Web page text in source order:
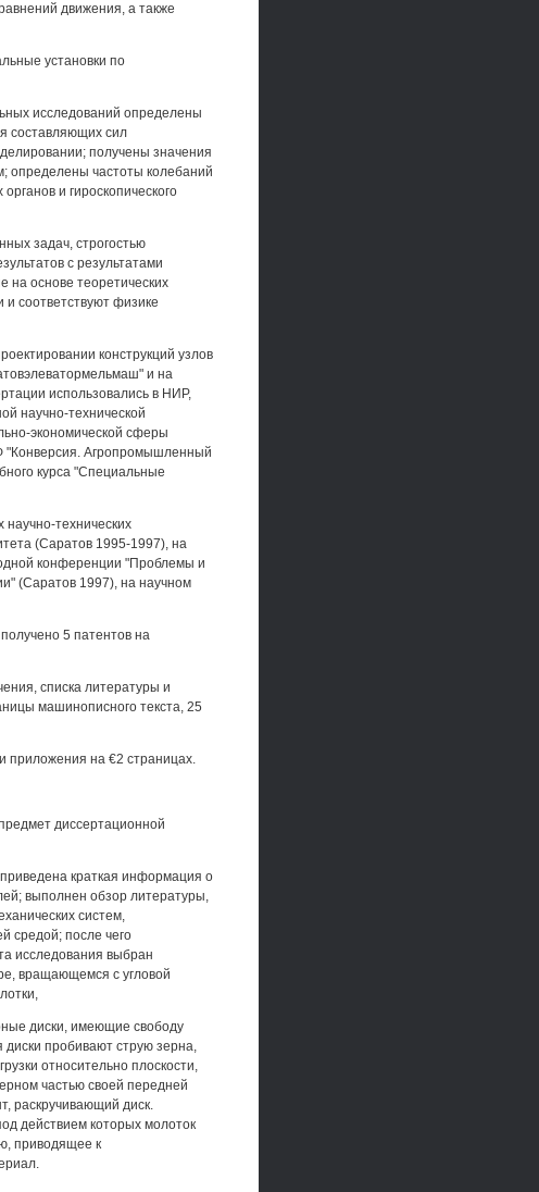
движения, а также
установки по
исследований определены
составляющих сил
получены значения
определены частоты колебаний
и гироскопического
задач, строгостью
с результатами
на основе теоретических
соответствуют физике
конструкций узлов
и на
использовались в НИР,
научно-технической
экономической сферы
"Конверсия. Агропромышленный
курса "Специальные
технических
(Саратов 1995-1997), на
конференции "Проблемы и
(Саратов 1997), на научном
5 патентов на
списка литературы и
машинописного текста, 25
приложения на €2 страницах.
диссертационной
краткая информация о
выполнен обзор литературы,
систем,
средой; после чего
исследования выбран
вращающемся с угловой
диски, имеющие свободу
пробивают струю зерна,
относительно плоскости,
частью своей передней
раскручивающий диск.
действием которых молоток
приводящее к